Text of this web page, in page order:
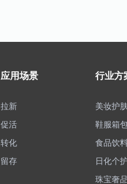
应用场景
拉新
促活
转化
留存
行业方
美妆护
鞋服箱
食品饮
日化个
珠宝奢